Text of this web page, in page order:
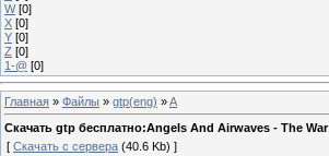
W [0]
X [0]
Y [0]
Z [0]
1-@ [0]
Главная » Файлы » gtp(eng) »A
Скачать gtp бесплатно:Angels And Airwaves - The War
[ Скачать с сервера (40.6 Kb) ]